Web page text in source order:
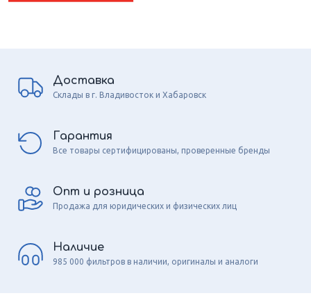
Доставка
Склады в г. Владивосток и Хабаровск
Гарантия
Все товары сертифицированы, проверенные бренды
Опт и розница
Продажа для юридических и физических лиц
Наличие
985 000 фильтров в наличии, оригиналы и аналоги